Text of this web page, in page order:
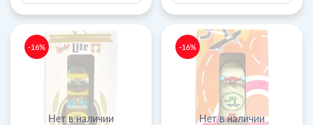
Нет в наличии
-16%
Нет в наличии
-16%